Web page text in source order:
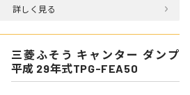
詳しく見る
三菱ふそう キャンター ダンプ
平成 29年式TPG-FEA50